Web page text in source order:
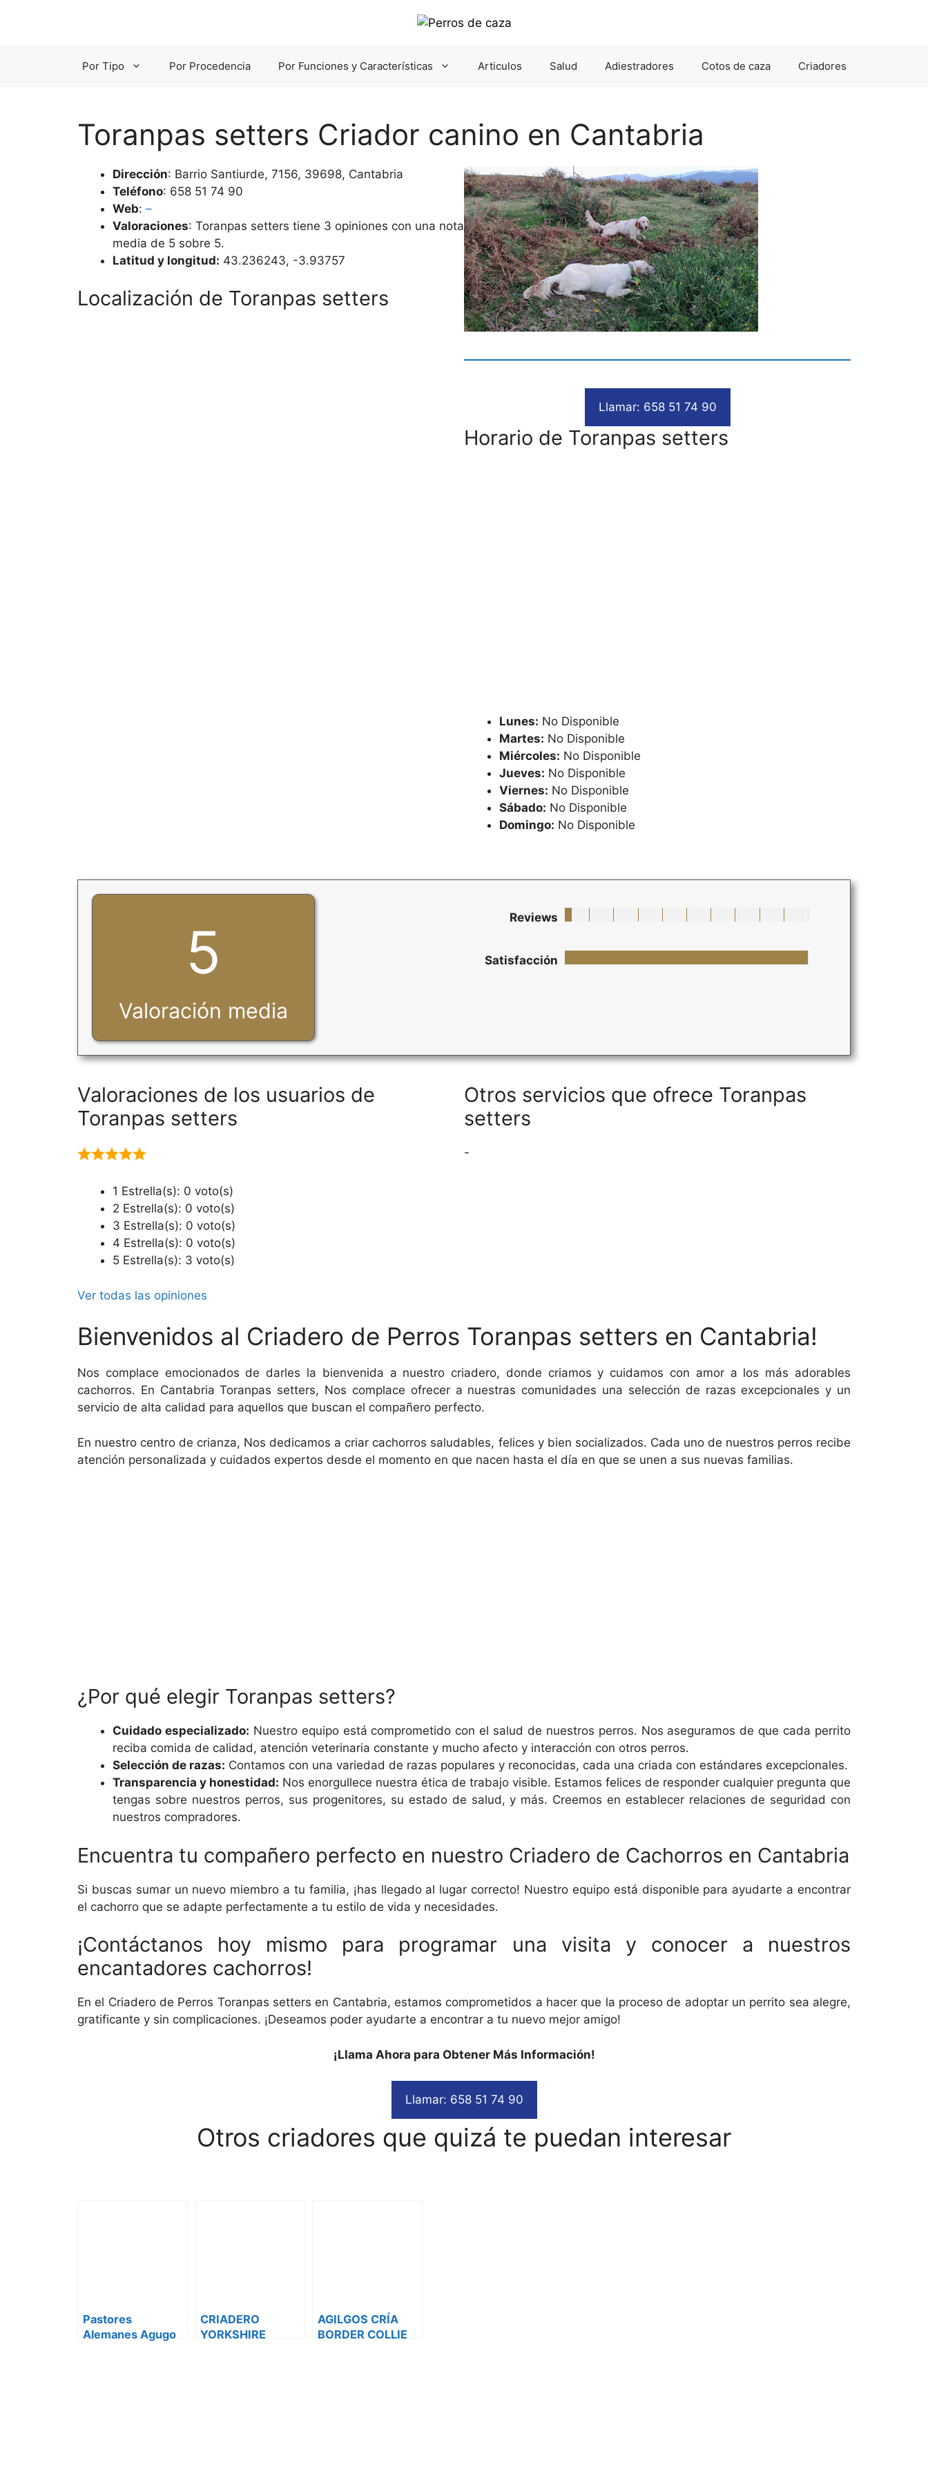
Por Tipo Por Procedencia Por Funciones y Características Articulos Salud Adiestradores Cotos de caza Criadores
Toranpas setters Criador canino en Cantabria
Dirección: Barrio Santiurde, 7156, 39698, Cantabria
Teléfono: 658 51 74 90
Web: –
Valoraciones: Toranpas setters tiene 3 opiniones con una nota
media de 5 sobre 5.
Latitud y longitud: 43.236243, -3.93757
Localización de Toranpas setters
Llamar: 658 51 74 90
Horario de Toranpas setters
Lunes: No Disponible
Martes: No Disponible
Miércoles: No Disponible
Jueves: No Disponible
Viernes: No Disponible
Sábado: No Disponible
Domingo: No Disponible
5
Valoración media
Reviews
Satisfacción
Valoraciones de los usuarios de
Toranpas setters
1 Estrella(s): 0 voto(s)
2 Estrella(s): 0 voto(s)
3 Estrella(s): 0 voto(s)
4 Estrella(s): 0 voto(s)
5 Estrella(s): 3 voto(s)
Ver todas las opiniones
Otros servicios que ofrece Toranpas
setters
-
Bienvenidos al Criadero de Perros Toranpas setters en Cantabria!
Nos complace emocionados de darles la bienvenida a nuestro criadero, donde criamos y cuidamos con amor a los más adorables
cachorros. En Cantabria Toranpas setters, Nos complace ofrecer a nuestras comunidades una selección de razas excepcionales y un
servicio de alta calidad para aquellos que buscan el compañero perfecto.
En nuestro centro de crianza, Nos dedicamos a criar cachorros saludables, felices y bien socializados. Cada uno de nuestros perros recibe
atención personalizada y cuidados expertos desde el momento en que nacen hasta el día en que se unen a sus nuevas familias.
¿Por qué elegir Toranpas setters?
Cuidado especializado: Nuestro equipo está comprometido con el salud de nuestros perros. Nos aseguramos de que cada perrito
reciba comida de calidad, atención veterinaria constante y mucho afecto y interacción con otros perros.
Selección de razas: Contamos con una variedad de razas populares y reconocidas, cada una criada con estándares excepcionales.
Transparencia y honestidad: Nos enorgullece nuestra ética de trabajo visible. Estamos felices de responder cualquier pregunta que
tengas sobre nuestros perros, sus progenitores, su estado de salud, y más. Creemos en establecer relaciones de seguridad con
nuestros compradores.
Encuentra tu compañero perfecto en nuestro Criadero de Cachorros en Cantabria
Si buscas sumar un nuevo miembro a tu familia, ¡has llegado al lugar correcto! Nuestro equipo está disponible para ayudarte a encontrar
el cachorro que se adapte perfectamente a tu estilo de vida y necesidades.
¡Contáctanos hoy mismo para programar una visita y conocer a nuestros
encantadores cachorros!
En el Criadero de Perros Toranpas setters en Cantabria, estamos comprometidos a hacer que la proceso de adoptar un perrito sea alegre,
gratificante y sin complicaciones. ¡Deseamos poder ayudarte a encontrar a tu nuevo mejor amigo!
¡Llama Ahora para Obtener Más Información!
Llamar: 658 51 74 90
Otros criadores que quizá te puedan interesar
Pastores
Alemanes Agugo
CRIADERO
YORKSHIRE
AGILGOS CRÍA
BORDER COLLIE